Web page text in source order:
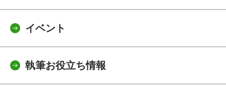
イベント
執筆お役立ち情報